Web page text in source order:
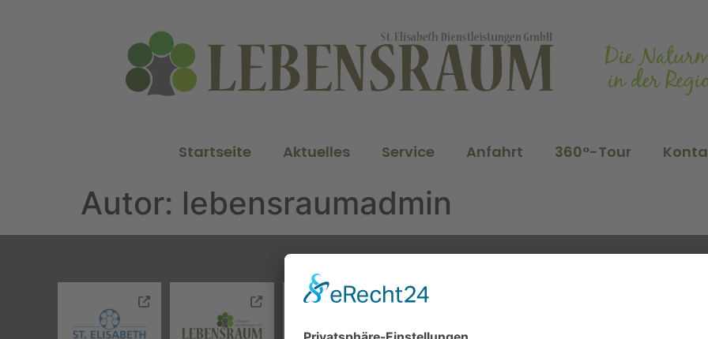
Startseite Aktuelles Service Anfahrt 360°-Tour
Autor: lebensraumadmin